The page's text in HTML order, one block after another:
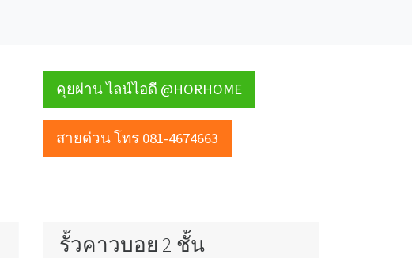
คุยผ่าน ไลน์ไอดี @HORHOME
สายด่วน โทร 081-4674663
รั้วคาวบอย 2 ชั้น